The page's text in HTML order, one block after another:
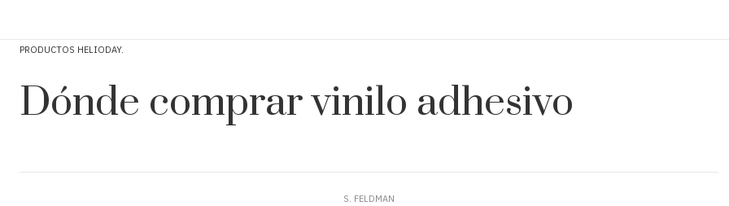
PRODUCTOS HELIODAY
Dónde comprar vinilo adhesivo
S. FELDMAN